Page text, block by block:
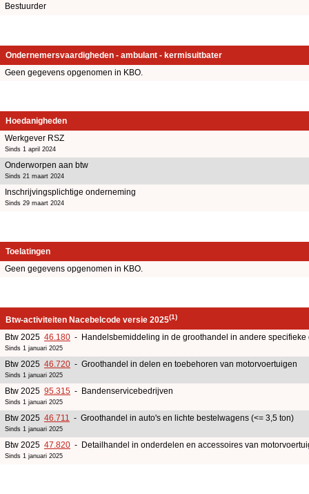
Bestuurder
Ondernemersvaardigheden - ambulant - kermisuitbater
Geen gegevens opgenomen in KBO.
Hoedanigheden
Werkgever RSZ
Sinds 1 april 2024
Onderworpen aan btw
Sinds 21 maart 2024
Inschrijvingsplichtige onderneming
Sinds 29 maart 2024
Toelatingen
Geen gegevens opgenomen in KBO.
Btw-activiteiten Nacebelcode versie 2025(1)
Btw 2025 46.180 - Handelsbemiddeling in de groothandel in andere specifieke
Sinds 1 januari 2025
Btw 2025 46.720 - Groothandel in delen en toebehoren van motorvoertuigen
Sinds 1 januari 2025
Btw 2025 95.315 - Bandenservicebedrijven
Sinds 1 januari 2025
Btw 2025 46.711 - Groothandel in auto's en lichte bestelwagens (<= 3,5 ton)
Sinds 1 januari 2025
Btw 2025 47.820 - Detailhandel in onderdelen en accessoires van
Sinds 1 januari 2025